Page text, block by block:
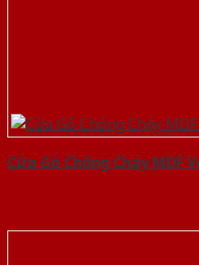
Cửa Gỗ Chống Cháy MDF